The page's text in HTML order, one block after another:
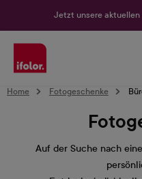
Jetzt unsere aktuellen
Home Fotogeschenke
Auf der Suche nach